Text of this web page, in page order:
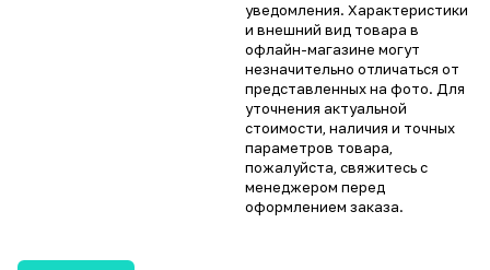
уведомления. Характеристики
и внешний вид товара в
офлайн-магазине могут
незначительно отличаться от
представленных на фото. Для
уточнения актуальной
стоимости, наличия и точных
параметров товара,
пожалуйста, свяжитесь с
менеджером перед
оформлением заказа.